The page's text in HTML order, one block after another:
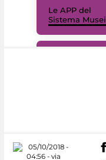
Le APP del
Sistema Musei